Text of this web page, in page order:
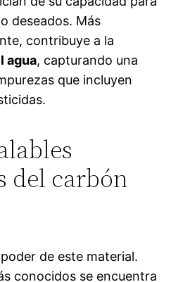
deseados. Más
contribuye a la
agua, capturando una
que incluyen
del carbón
de este material.
conocidos se encuentra